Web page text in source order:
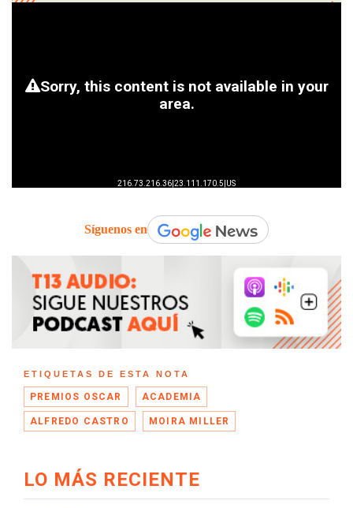
Síguenos en
ETIQUETAS DE ESTA NOTA
PREMIOS OSCAR ACADEMIA
ALFREDO CASTRO MOIRA MILLER
LO MÁS RECIENTE